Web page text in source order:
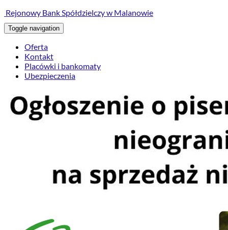
Rejonowy Bank Spółdzielczy w Malanowie
Toggle navigation
Oferta
Kontakt
Placówki i bankomaty
Ubezpieczenia